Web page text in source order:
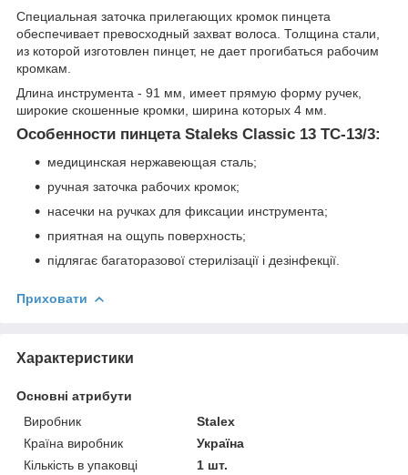
Специальная заточка прилегающих кромок пинцета
обеспечивает превосходный захват волоса. Толщина стали,
из которой изготовлен пинцет, не дает прогибаться рабочим
кромкам.
Длина инструмента - 91 мм, имеет прямую форму ручек,
широкие скошенные кромки, ширина которых 4 мм.
Особенности пинцета Staleks Classic 13 TC-13/3:
медицинская нержавеющая сталь;
ручная заточка рабочих кромок;
насечки на ручках для фиксации инструмента;
приятная на ощупь поверхность;
підлягає багаторазової стерилізації і дезінфекції.
Приховати
Характеристики
Основні атрибути
Виробник
Stalex
Країна виробник
Україна
Кількість в упаковці
1 шт.